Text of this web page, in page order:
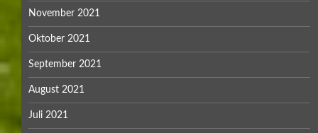
November 2021
Oktober 2021
September 2021
August 2021
Juli 2021